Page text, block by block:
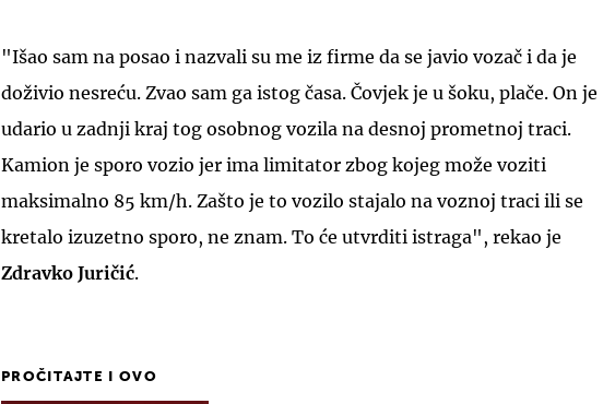
"Išao sam na posao i nazvali su me iz firme da se javio vozač i da je
doživio nesreću. Zvao sam ga istog časa. Čovjek je u šoku, plače. On je
udario u zadnji kraj tog osobnog vozila na desnoj prometnoj traci.
Kamion je sporo vozio jer ima limitator zbog kojeg može voziti
maksimalno 85 km/h. Zašto je to vozilo stajalo na voznoj traci ili se
kretalo izuzetno sporo, ne znam. To će utvrditi istraga", rekao je
Zdravko Juričić.
PROČITAJTE I OVO
UKLJUČITE NOTIFIKACIJE